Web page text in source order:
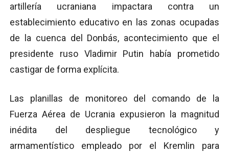
artillería ucraniana impactara contra un
establecimiento educativo en las zonas ocupadas
de la cuenca del Donbás, acontecimiento que el
presidente ruso Vladimir Putin había prometido
castigar de forma explícita.
Las planillas de monitoreo del comando de la
Fuerza Aérea de Ucrania expusieron la magnitud
inédita del despliegue tecnológico y
armamentístico empleado por el Kremlin para